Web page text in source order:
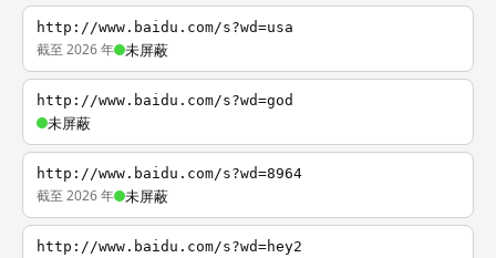
http://www.baidu.com/s?wd=usa
截至 2026 年 未屏蔽
http://www.baidu.com/s?wd=god
未屏蔽
http://www.baidu.com/s?wd=8964
截至 2026 年 未屏蔽
http://www.baidu.com/s?wd=hey2